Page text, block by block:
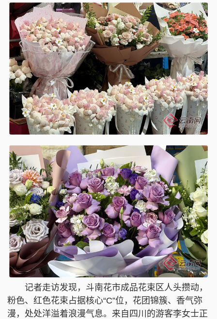
记者走访发现，斗南花市成品花束区人头攒动，
粉色、红色花束占据核心“C”位，花团锦簇、香气弥
漫，处处洋溢着浪漫气息。来自四川的游客李女士正